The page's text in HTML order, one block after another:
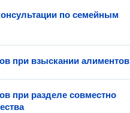
по семейным
при взыскании алиментов
при разделе совместно